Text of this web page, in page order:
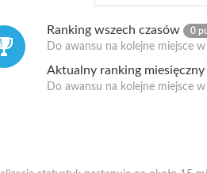
Ranking wszech czasów 0
Do awansu na kolejne miejsce
Aktualny ranking miesięczny
Do awansu na kolejne miejsce